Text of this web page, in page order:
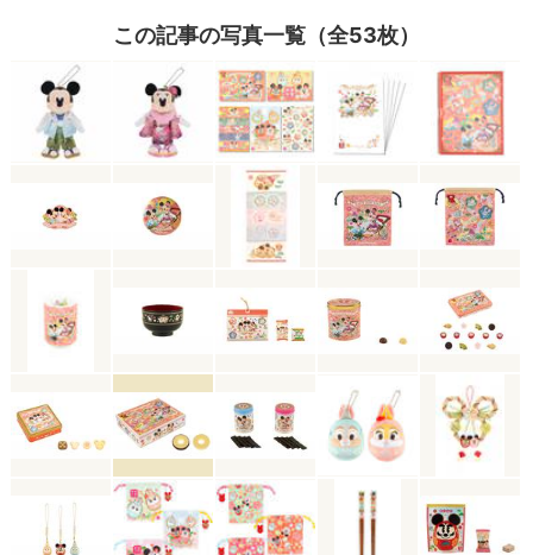
この記事の写真一覧（全53枚）